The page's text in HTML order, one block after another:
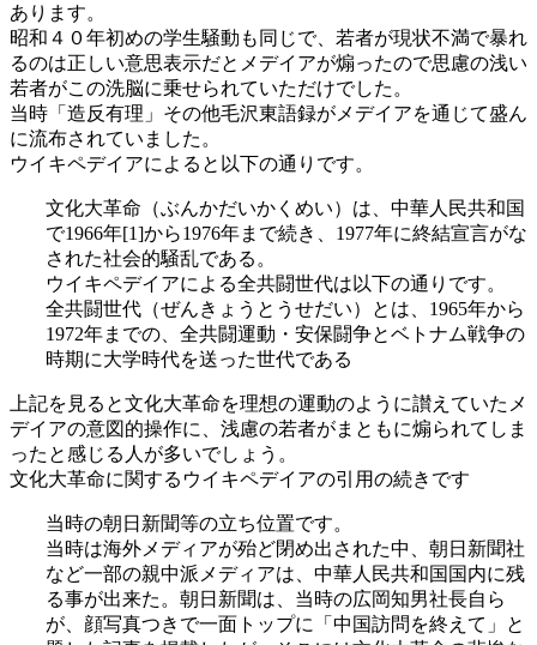
あります。
昭和４０年初めの学生騒動も同じで、若者が現状不満で暴れ
るのは正しい意思表示だとメデイアが煽ったので思慮の浅い
若者がこの洗脳に乗せられていただけでした。
当時「造反有理」その他毛沢東語録がメデイアを通じて盛ん
に流布されていました。
ウイキペデイアによると以下の通りです。
文化大革命（ぶんかだいかくめい）は、中華人民共和国
で1966年[1]から1976年まで続き、1977年に終結宣言がな
された社会的騒乱である。
ウイキペデイアによる全共闘世代は以下の通りです。
全共闘世代（ぜんきょうとうせだい）とは、1965年から
1972年までの、全共闘運動・安保闘争とベトナム戦争の
時期に大学時代を送った世代である
上記を見ると文化大革命を理想の運動のように讃えていたメ
デイアの意図的操作に、浅慮の若者がまともに煽られてしま
ったと感じる人が多いでしょう。
文化大革命に関するウイキペデイアの引用の続きです
当時の朝日新聞等の立ち位置です。
当時は海外メディアが殆ど閉め出された中、朝日新聞社
など一部の親中派メディアは、中華人民共和国国内に残
る事が出来た。朝日新聞は、当時の広岡知男社長自ら
が、顔写真つきで一面トップに「中国訪問を終えて」と